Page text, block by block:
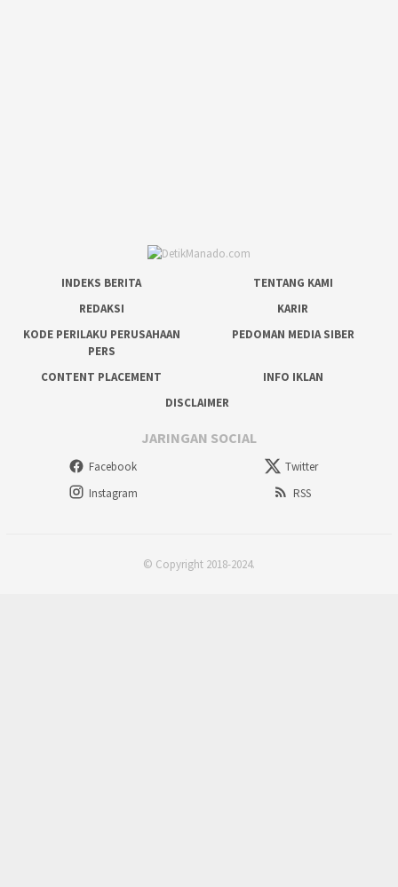
INDEKS BERITA
TENTANG KAMI
REDAKSI
KARIR
KODE PERILAKU PERUSAHAAN
PERS
PEDOMAN MEDIA SIBER
CONTENT PLACEMENT
INFO IKLAN
DISCLAIMER
JARINGAN SOCIAL
Facebook
Twitter
Instagram
RSS
© Copyright 2018-2024.